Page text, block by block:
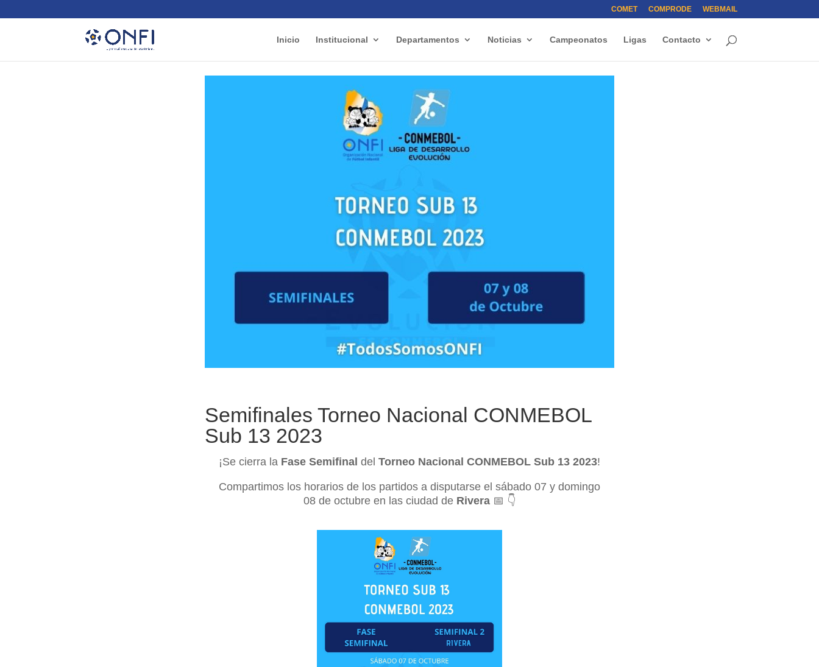
COMET COMPRODE WEBMAIL
Inicio Institucional Departamentos Noticias Campeonatos Ligas Contacto
Semifinales Torneo Nacional CONMEBOL
Sub 13 2023
¡Se cierra la Fase Semifinal del Torneo Nacional CONMEBOL Sub 13 2023!
Compartimos los horarios de los partidos a disputarse el sábado 07 y domingo
08 de octubre en las ciudad de Rivera 📅 👇